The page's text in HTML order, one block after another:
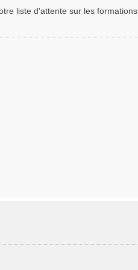
liste d'attente sur les formations